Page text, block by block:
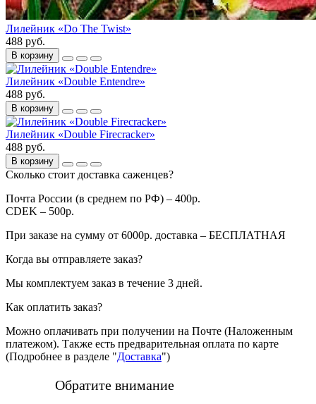
Лилейник «Do The Twist»
488 руб.
В корзину
Лилейник «Double Entendre»
488 руб.
В корзину
Лилейник «Double Firecracker»
488 руб.
В корзину
Сколько стоит доставка саженцев?
Почта России (в среднем по РФ) – 400р.
CDEK – 500р.
При заказе на сумму от 6000р. доставка – БЕСПЛАТНАЯ
Когда вы отправляете заказ?
Мы комплектуем заказ в течение 3 дней.
Как оплатить заказ?
Можно оплачивать при получении на Почте (Наложенным
платежом). Также есть предварительная оплата по карте
(Подробнее в разделе "Доставка")
Обратите внимание